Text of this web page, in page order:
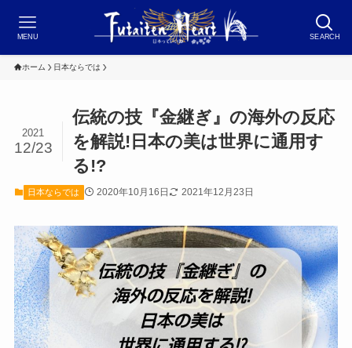
SEARCH
MENU
ホーム 日本ならでは
伝統の技『金継ぎ』の海外の反応
を解説!日本の美は世界に通用す
る!?
2021
12/23
日本ならでは 2020年10月16日 2021年12月23日